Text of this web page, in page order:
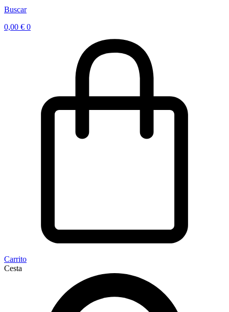
Buscar
0,00 € 0
Carrito
Cesta